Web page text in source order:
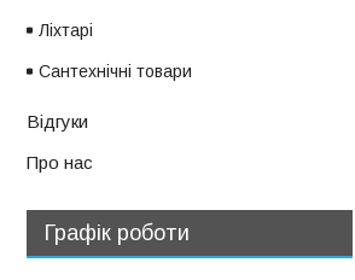
Ліхтарі
Сантехнічні товари
Відгуки
Про нас
Графік роботи